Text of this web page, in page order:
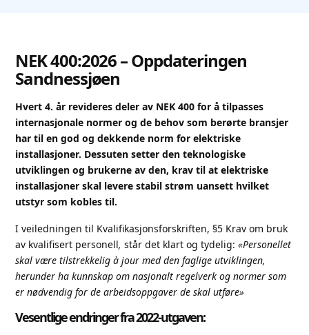
NEK 400:2026 – Oppdateringen
Sandnessjøen
Hvert 4. år revideres deler av NEK 400 for å tilpasses
internasjonale normer og de behov som berørte bransjer
har til en god og dekkende norm for elektriske
installasjoner. Dessuten setter den teknologiske
utviklingen og brukerne av den, krav til at elektriske
installasjoner skal levere stabil strøm uansett hvilket
utstyr som kobles til.
I veiledningen til Kvalifikasjonsforskriften, §5 Krav om bruk
av kvalifisert personell, står det klart og tydelig:«Personellet
skal være tilstrekkelig à jour med den faglige utviklingen,
herunder ha kunnskap om nasjonalt regelverk og normer som
er nødvendig for de arbeidsoppgaver de skal utføre»
Vesentlige endringer fra 2022-utgaven: